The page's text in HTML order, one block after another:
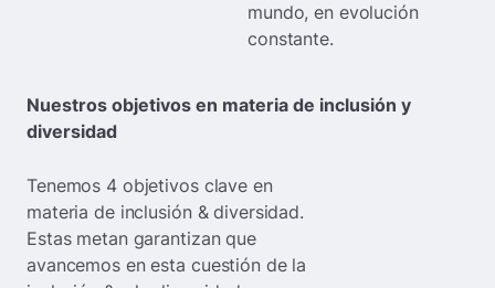
mundo, en evolución
constante.
Nuestros objetivos en materia de inclusión y
diversidad
Tenemos 4 objetivos clave en
materia de inclusión & diversidad.
Estas metan garantizan que
avancemos en esta cuestión de la